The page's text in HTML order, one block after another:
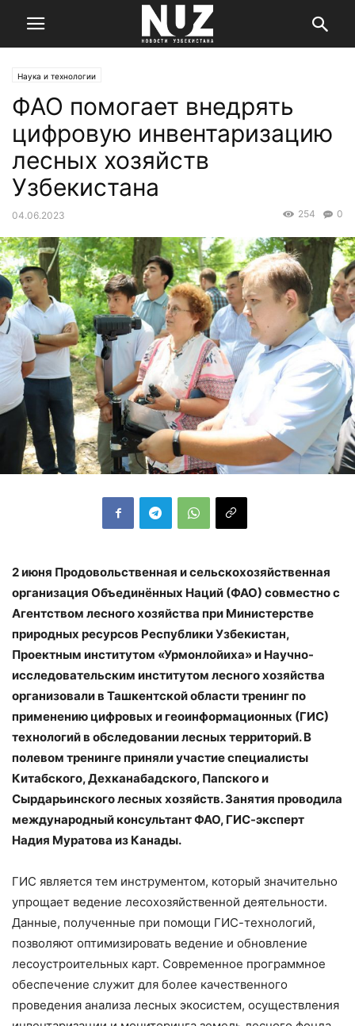
Наука и технологии
ФАО помогает внедрять
цифровую инвентаризацию
лесных хозяйств
Узбекистана
04.06.2023 0
254
2 июня Продовольственная и сельскохозяйственная
организация Объединённых Наций (ФАО) совместно с
Агентством лесного хозяйства при Министерстве
природных ресурсов Республики Узбекистан,
Проектным институтом «Урмонлойиха» и Научно-
исследовательским институтом лесного хозяйства
организовали в Ташкентской области тренинг по
применению цифровых и геоинформационных (ГИС)
технологий в обследовании лесных территорий. В
полевом тренинге приняли участие специалисты
Китабского, Дехканабадского, Папского и
Сырдарьинского лесных хозяйств. Занятия проводила
международный консультант ФАО, ГИС-эксперт
Надия Муратова из Канады.
ГИС является тем инструментом, который значительно
упрощает ведение лесохозяйственной деятельности.
Данные, полученные при помощи ГИС-технологий,
позволяют оптимизировать ведение и обновление
лесоустроительных карт. Современное программное
обеспечение служит для более качественного
проведения анализа лесных экосистем, осуществления